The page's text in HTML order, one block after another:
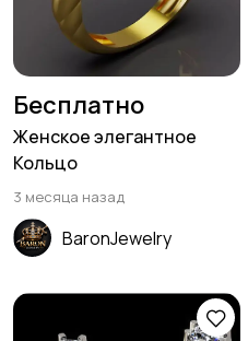
Бесплатно
Женское элегантное
Кольцо
3 месяца назад
BaronJewelry